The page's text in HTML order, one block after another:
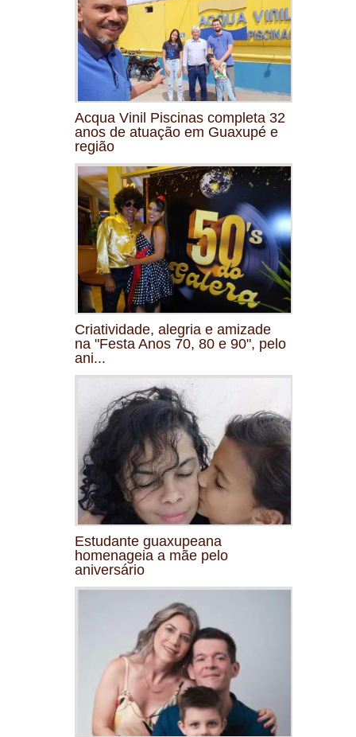
Acqua Vinil Piscinas completa 32
anos de atuação em Guaxupé e
região
Criatividade, alegria e amizade
na "Festa Anos 70, 80 e 90", pelo
ani...
Estudante guaxupeana
homenageia a mãe pelo
aniversário